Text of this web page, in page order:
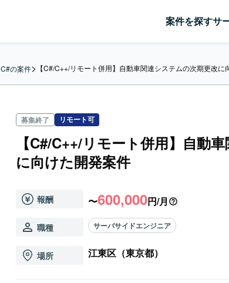
案件を探すサ
C#の案件> 【C#/C++/リモート併用】自動車関連システムの次期更改に
募集終了 リモート可
【C#/C++/リモート併用】自動
に向けた開発案件
報酬 〜600,000円/月
職種 サーバサイドエンジニア
場所 江東区（東京都）